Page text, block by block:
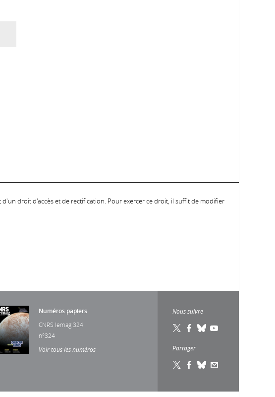
droit d'accès et de rectification. Pour exercer ce droit, il suffit de modifier
Numéros papiers
CNRS lemag 324
n°324
Voir tous les numéros
Nous suivre
Partager